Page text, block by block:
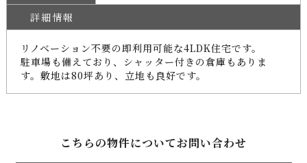
詳細情報
リノベーション不要の即利用可能な4LDK住宅です。
駐車場も備えており、シャッター付きの倉庫もありま
す。敷地は80坪あり、立地も良好です。
こちらの物件についてお問い合わせ